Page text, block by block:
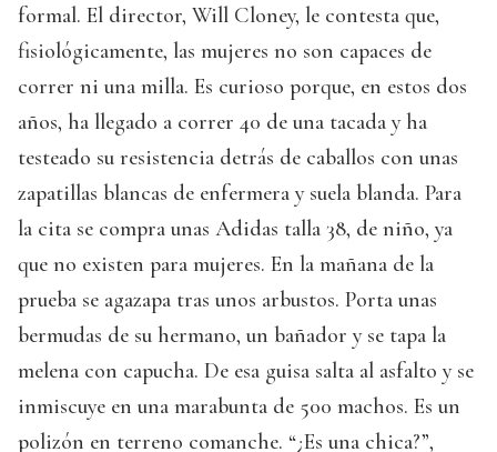
formal. El director, Will Cloney, le contesta que,
fisiológicamente, las mujeres no son capaces de
correr ni una milla. Es curioso porque, en estos dos
años, ha llegado a correr 40 de una tacada y ha
testeado su resistencia detrás de caballos con unas
zapatillas blancas de enfermera y suela blanda. Para
la cita se compra unas Adidas talla 38, de niño, ya
que no existen para mujeres. En la mañana de la
prueba se agazapa tras unos arbustos. Porta unas
bermudas de su hermano, un bañador y se tapa la
melena con capucha. De esa guisa salta al asfalto y se
inmiscuye en una marabunta de 500 machos. Es un
polizón en terreno comanche. “¿Es una chica?”,